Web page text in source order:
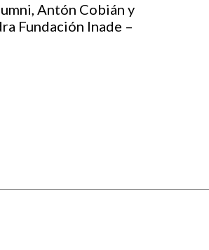
Antón Cobián y
Fundación Inade –